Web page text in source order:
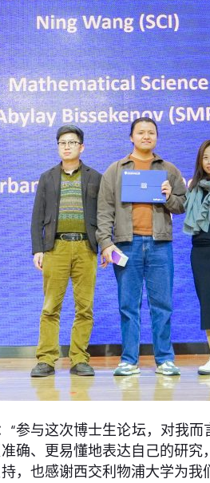
参与这次博士生论坛，对我
确、更易懂地表达自己的研
，也感谢西交利物浦大学为